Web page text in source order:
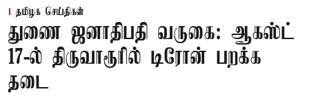
தமிழக செய்திகள்
துணை ஜனாதிபதி வருகை: ஆகஸ்ட்
17-ல் திருவாரூரில் டிரோன் பறக்க
தடை